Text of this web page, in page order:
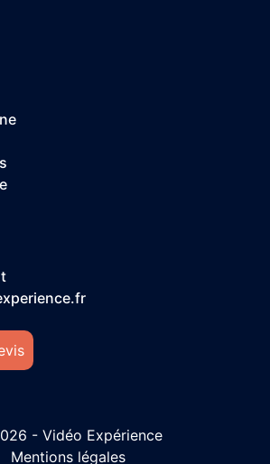
- Vidéo Expérience
Mentions légales